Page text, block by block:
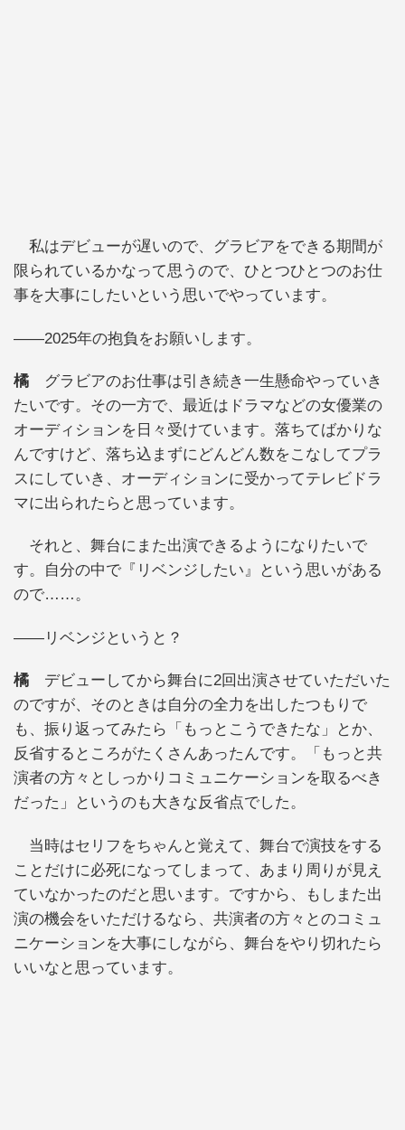
私はデビューが遅いので、グラビアをできる期間が
限られているかなって思うので、ひとつひとつのお仕
事を大事にしたいという思いでやっています。
――2025年の抱負をお願いします。
橘 グラビアのお仕事は引き続き一生懸命やっていき
たいです。その一方で、最近はドラマなどの女優業の
オーディションを日々受けています。落ちてばかりな
んですけど、落ち込まずにどんどん数をこなしてプラ
スにしていき、オーディションに受かってテレビドラ
マに出られたらと思っています。
それと、舞台にまた出演できるようになりたいで
す。自分の中で『リベンジしたい』という思いがある
ので……。
――リベンジというと？
橘 デビューしてから舞台に2回出演させていただいた
のですが、そのときは自分の全力を出したつもりで
も、振り返ってみたら「もっとこうできたな」とか、
反省するところがたくさんあったんです。「もっと共
演者の方々としっかりコミュニケーションを取るべき
だった」というのも大きな反省点でした。
当時はセリフをちゃんと覚えて、舞台で演技をする
ことだけに必死になってしまって、あまり周りが見え
ていなかったのだと思います。ですから、もしまた出
演の機会をいただけるなら、共演者の方々とのコミュ
ニケーションを大事にしながら、舞台をやり切れたら
いいなと思っています。